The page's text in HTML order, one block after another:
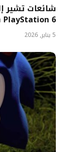
شائعات تشير
PlayStation 6 في 2027.
5 يناير, 2026